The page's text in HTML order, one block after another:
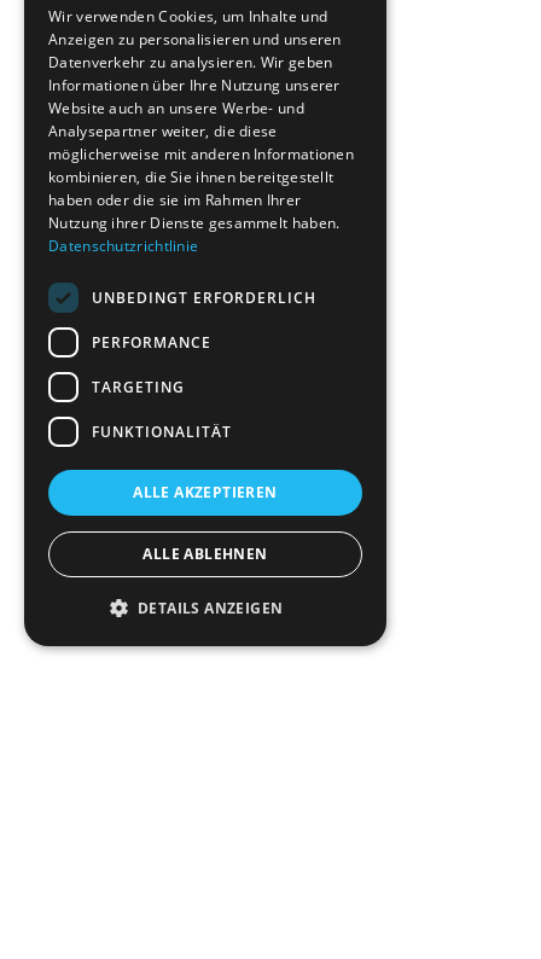
Wir verwenden Cookies, um Inhalte und
Anzeigen zu personalisieren und unseren
Datenverkehr zu analysieren. Wir geben
Informationen über Ihre Nutzung unserer
Website auch an unsere Werbe- und
Analysepartner weiter, die diese
möglicherweise mit anderen Informationen
kombinieren, die Sie ihnen bereitgestellt
haben oder die sie im Rahmen Ihrer
Nutzung ihrer Dienste gesammelt haben.
Datenschutzrichtlinie
UNBEDINGT ERFORDERLICH
PERFORMANCE
TARGETING
FUNKTIONALITÄT
ALLE AKZEPTIEREN
ALLE ABLEHNEN
DETAILS ANZEIGEN